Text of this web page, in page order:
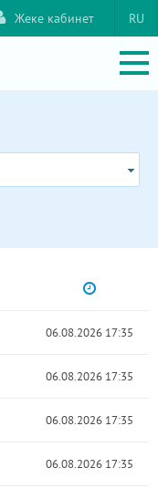
RU
Жеке кабинет
06.08.2026 17:35
06.08.2026 17:35
06.08.2026 17:35
06.08.2026 17:35